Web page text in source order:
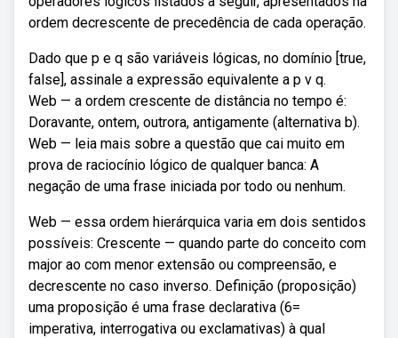
ordem decrescente de precedência de cada operação.
Dado que p e q são variáveis lógicas, no domínio [true,
false], assinale a expressão equivalente a p v q.
Web — a ordem crescente de distância no tempo é:
Doravante, ontem, outrora, antigamente (alternativa b).
Web — leia mais sobre a questão que cai muito em
prova de raciocínio lógico de qualquer banca: A
negação de uma frase iniciada por todo ou nenhum.
Web — essa ordem hierárquica varia em dois sentidos
possíveis: Crescente — quando parte do conceito com
major ao com menor extensão ou compreensão, e
decrescente no caso inverso. Definição (proposição)
uma proposição é uma frase declarativa (6=
imperativa, interrogativa ou exclamativas) à qual